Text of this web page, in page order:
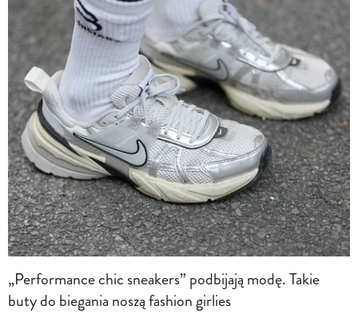
„Performance chic sneakers” podbijają modę. Takie
buty do biegania noszą fashion girlies